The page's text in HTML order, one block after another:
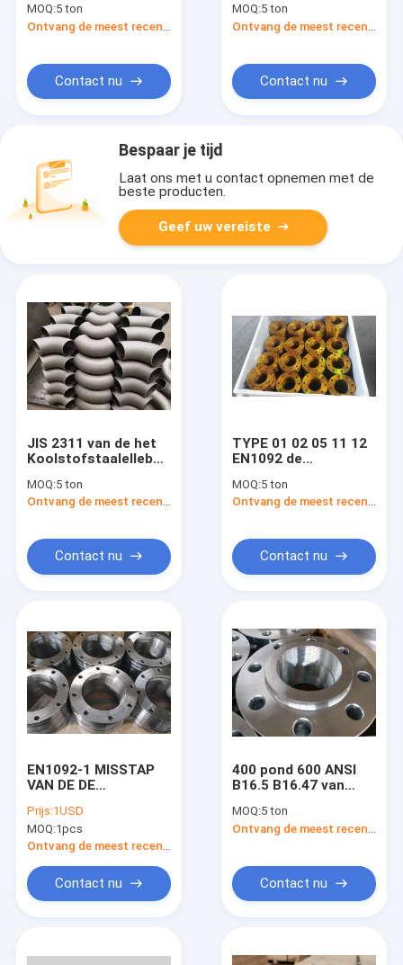
PLAATflens
MOQ:5 ton
Contact nu
GOST 12820 GOST
12821 Flens
MOQ:5 ton
Contact nu
Bespaar je tijd
Laat ons met u contact opnemen met de
beste producten.
Geef uw vereiste
JIS 2311 van de het
Koolstofstaalelleboog
Gelaste de
Pijpmontage 45 90
MOQ:5 ton
Ontvang de meest recente Prijs
Contact nu
TYPE 01 02 05 11 12
EN1092 de
het
FLENSKOOLSTOFSTAAL
MOQ:5 ton
Ontvang de meest recente Prijs
Contact nu
EN1092-1 MISSTAP
VAN DE DE
VAN PN6 PN10 PN16
DE HETE
GEGALVANISEERDE
Prijs:1USD
MOQ:1pcs
Ontvang de meest recente Prijs
Contact nu
400 pond 600 ANSI
B16.5 B16.47 van
Flenspond Cs A105
MOQ:5 ton
Contact nu